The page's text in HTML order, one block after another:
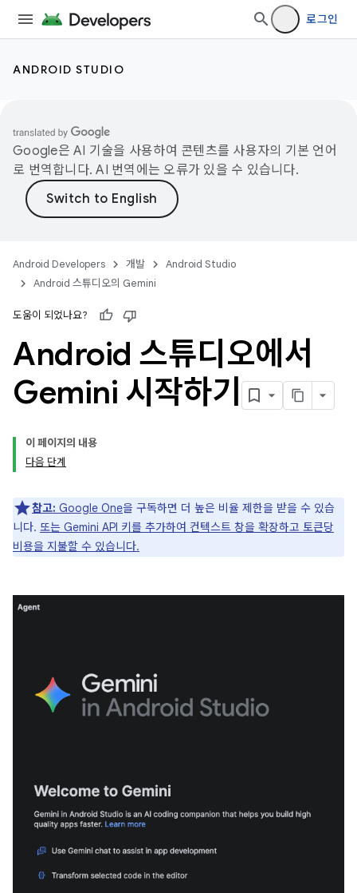
로그인
ANDROID STUDIO
Google은 AI 기술을 사용하여 콘텐츠를 사용자의 기본 언어
로 번역합니다. AI 번역에는 오류가 있을 수 있습니다.
Android Developers 개발
Android Studio
Android 스튜디오의 Gemini
도움이 되었나요?
Android 스튜디오에서
Gemini 시작하기
이 페이지의 내용
다음 단계
참고: Google One을 구독하면 더 높은 비율 제한을 받을 수 있습
니다. 또는 Gemini API 키를 추가하여 컨텍스트 창을 확장하고 토큰당
비용을 지불할 수 있습니다.